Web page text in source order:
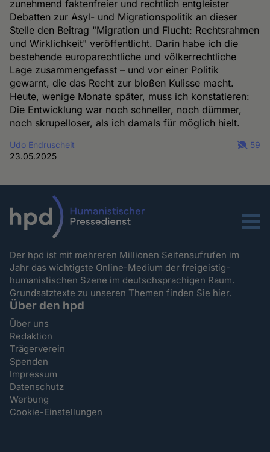
zunehmend faktenfreier und rechtlich entgleister
Debatten zur Asyl- und Migrationspolitik an dieser
Stelle den Beitrag "Migration und Flucht: Rechtsrahmen
und Wirklichkeit" veröffentlicht. Darin habe ich die
bestehende europarechtliche und völkerrechtliche
Lage zusammengefasst – und vor einer Politik
gewarnt, die das Recht zur bloßen Kulisse macht.
Heute, wenige Monate später, muss ich konstatieren:
Die Entwicklung war noch schneller, noch dümmer,
noch skrupelloser, als ich damals für möglich hielt.
Udo Endruscheit
23.05.2025
59
Menu
Der hpd ist mit mehreren Millionen Seitenaufrufen im
Jahr das wichtigste Online-Medium der freigeistig-
humanistischen Szene im deutschsprachigen Raum.
Grundsatztexte zu unseren Themenfinden Sie hier.
Über den hpd
Über uns
Redaktion
Trägerverein
Spenden
Impressum
Datenschutz
Werbung
Cookie-Einstellungen